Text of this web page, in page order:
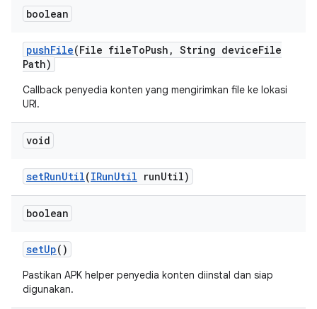
boolean
pushFile(File fileToPush , String deviceFile
Path)
Callback penyedia konten yang mengirimkan file ke lokasi
URI.
void
setRunUtil(IRunUtil runUtil)
boolean
setUp()
Pastikan APK helper penyedia konten diinstal dan siap
digunakan.